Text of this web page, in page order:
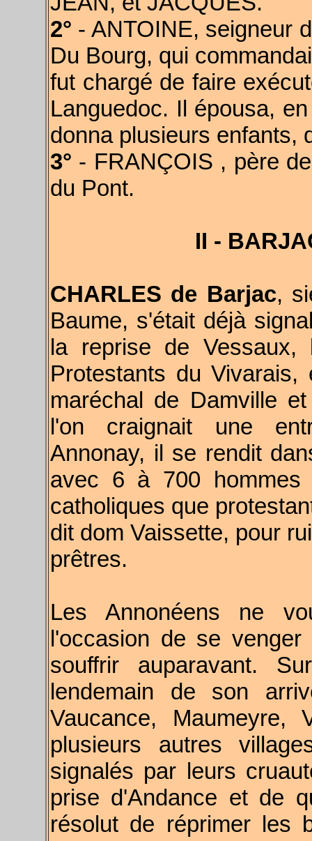
2° - ANTOINE, seigneur
Du Bourg, qui
fut chargé de faire
Languedoc. Il épousa,
donna plusieurs enfants,
3° - FRANÇOIS , père
du Pont.
II -
CHARLES de Barjac,
Baume, s'était déjà
la reprise de
Protestants du
maréchal de Damville
l'on craignait une
Annonay, il se rendit
avec 6 à 700
catholiques que
dit dom Vaissette, pour
prêtres.
Les Annonéens ne
l'occasion de se
souffrir auparavant.
lendemain de son
Vaucance, Maumeyre,
plusieurs autres
signalés par leurs
prise d'Andance et de
résolut de réprimer les